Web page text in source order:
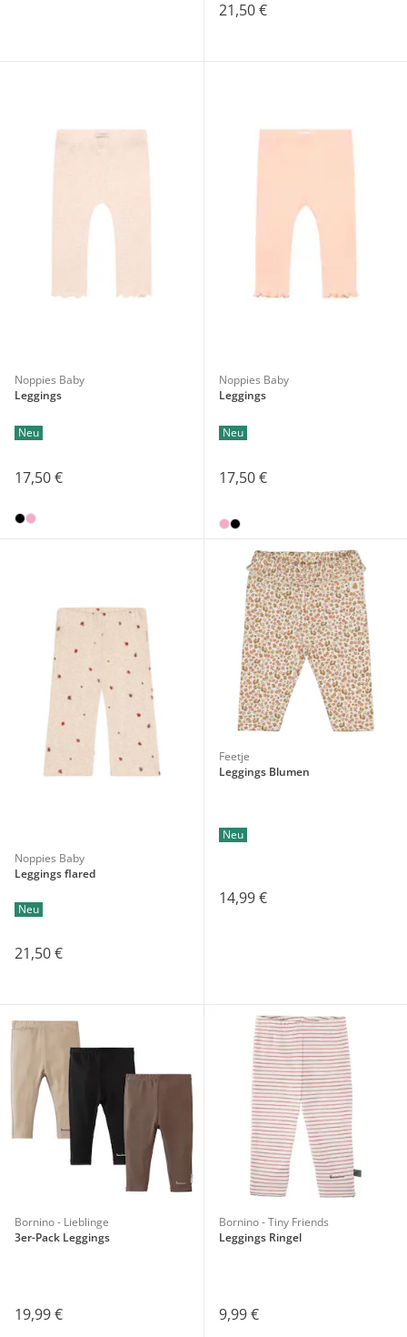
21,50 €
Noppies Baby
Leggings
Neu
17,50 €
Noppies Baby
Leggings
Neu
17,50 €
Noppies Baby
Leggings flared
Neu
21,50 €
Feetje
Leggings Blumen
Neu
14,99 €
Bornino - Lieblinge
3er-Pack Leggings
19,99 €
Bornino - Tiny Friends
Leggings Ringel
9,99 €